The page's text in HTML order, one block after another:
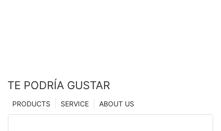
TE PODRÍA GUSTAR
ABOUT US
SERVICE
PRODUCTS